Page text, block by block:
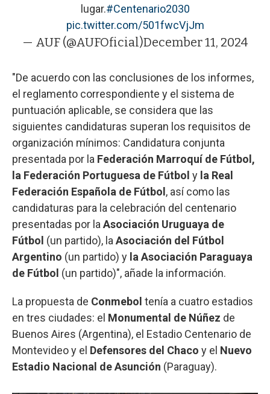
lugar.#Centenario2030
pic.twitter.com/501fwcVjJm
— AUF (@AUFOficial)December 11, 2024
"De acuerdo con las conclusiones de los informes,
el reglamento correspondiente y el sistema de
puntuación aplicable, se considera que las
siguientes candidaturas superan los requisitos de
organización mínimos: Candidatura conjunta
presentada por la Federación Marroquí de Fútbol,
la Federación Portuguesa de Fútbol y la Real
Federación Española de Fútbol , así como las
candidaturas para la celebración del centenario
presentadas por laAsociación Uruguaya de
Fútbol (un partido), laAsociación del Fútbol
Argentino (un partido) y la Asociación Paraguaya
de Fútbol (un partido)", añade la información.
La propuesta de Conmebol tenía a cuatro estadios
en tres ciudades: el Monumental de Núñez de
Buenos Aires (Argentina), el Estadio Centenario de
Montevideo y el Defensores del Chaco y el Nuevo
Estadio Nacional de Asunción (Paraguay).